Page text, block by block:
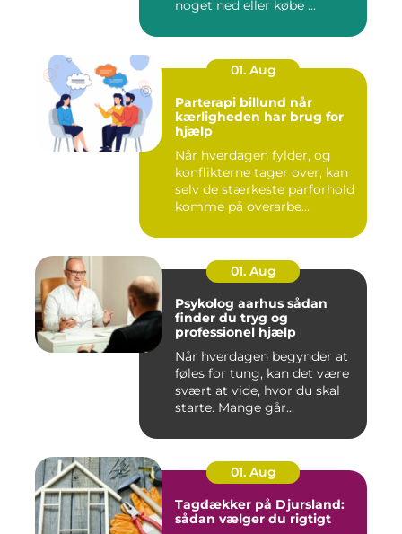
noget ned eller købe ...
01. Aug
Parterapi billund når
kærligheden har brug for
hjælp
Når hverdagen fylder, og
konflikterne tager over, kan
selv de stærkeste parforhold
komme på overarbe...
01. Aug
Psykolog aarhus sådan
finder du tryg og
professionel hjælp
Når hverdagen begynder at
føles for tung, kan det være
svært at vide, hvor du skal
starte. Mange går...
01. Aug
Tagdækker på Djursland:
sådan vælger du rigtigt